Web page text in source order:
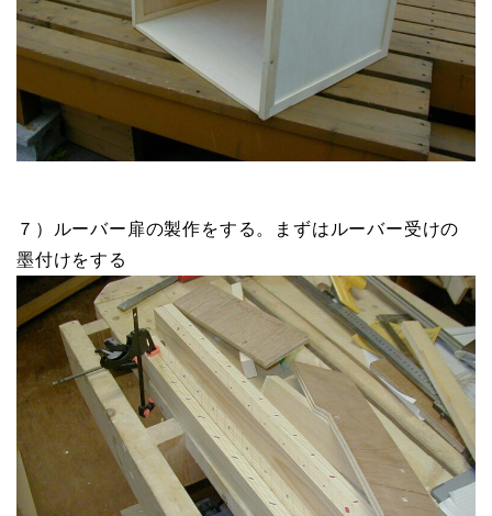
７）ルーバー扉の製作をする。まずはルーバー受けの
墨付けをする